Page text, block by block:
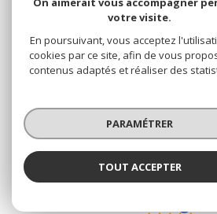
Andréa
Nous
AVIS
clients
votre visite.
En poursuivant, vous acceptez
cookies par ce site, afin de vous
contenus adaptés et réaliser des
PARAMÉTRER
TOUT ACCEPTER